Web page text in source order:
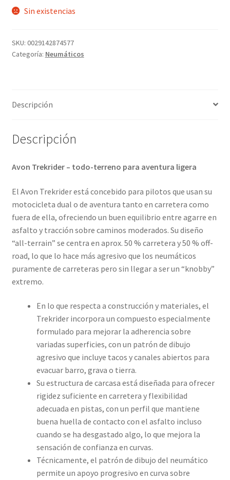
Sin existencias
SKU: 0029142874577
Categoría: Neumáticos
Descripción
Descripción
Avon Trekrider – todo-terreno para aventura ligera
El Avon Trekrider está concebido para pilotos que usan su
motocicleta dual o de aventura tanto en carretera como
fuera de ella, ofreciendo un buen equilibrio entre agarre en
asfalto y tracción sobre caminos moderados. Su diseño
“all-terrain” se centra en aprox. 50 % carretera y 50 % off-
road, lo que lo hace más agresivo que los neumáticos
puramente de carreteras pero sin llegar a ser un “knobby”
extremo.
En lo que respecta a construcción y materiales, el
Trekrider incorpora un compuesto especialmente
formulado para mejorar la adherencia sobre
variadas superficies, con un patrón de dibujo
agresivo que incluye tacos y canales abiertos para
evacuar barro, grava o tierra.
Su estructura de carcasa está diseñada para ofrecer
rigidez suficiente en carretera y flexibilidad
adecuada en pistas, con un perfil que mantiene
buena huella de contacto con el asfalto incluso
cuando se ha desgastado algo, lo que mejora la
sensación de confianza en curvas.
Técnicamente, el patrón de dibujo del neumático
permite un apoyo progresivo en curva sobre